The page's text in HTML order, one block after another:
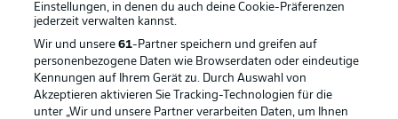
Common Ground
Mitfahrportal
Football as it's meant to be
Einstellungen, in denen du auch deine Cookie-Präferenzen
jederzeit verwalten kannst.
Wir und unsere61-Partner speichern und greifen auf
personenbezogene Daten wie Browserdaten oder eindeutige
Kennungen auf Ihrem Gerät zu. Durch Auswahl von
Akzeptieren aktivieren Sie Tracking-Technologien für die
unter „Wir und unsere Partner verarbeiten Daten, um Ihnen